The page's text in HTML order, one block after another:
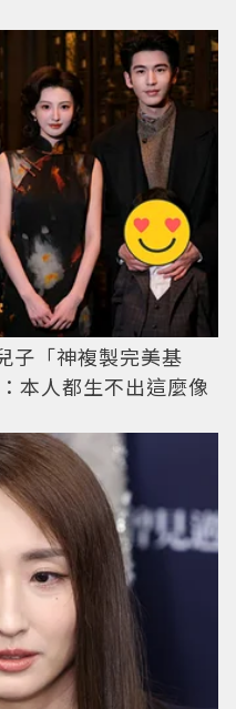
子「神複製完美基
本人都生不出這麼像